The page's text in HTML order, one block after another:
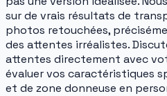
sur de vrais résultats de
photos retouchées,
des attentes irréalistes.
attentes directement avec
évaluer vos caractéristiques
et de zone donneuse en